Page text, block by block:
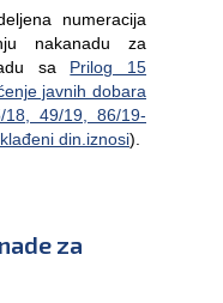
numeracija
nakanadu za
sa Prilog 15
javnih dobara
18, 49/19, 86/19-
din.iznosi).
za